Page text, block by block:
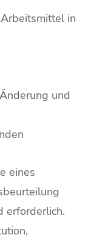
in
und
eines
erforderlich.